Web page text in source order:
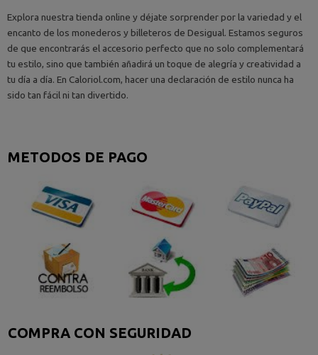
METODOS DE PAGO
COMPRA CON SEGURIDAD
Explora nuestra tienda online y déjate sorprender por la variedad y el
encanto de los monederos y billeteros de Desigual. Estamos seguros
de que encontrarás el accesorio perfecto que no solo complementará
tu estilo, sino que también añadirá un toque de alegría y creatividad a
tu día a día. En Caloriol.com, hacer una declaración de estilo nunca ha
sido tan fácil ni tan divertido.